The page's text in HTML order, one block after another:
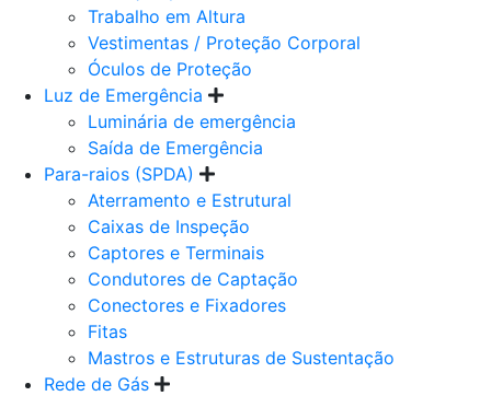
Trabalho em Altura
Vestimentas / Proteção Corporal
Óculos de Proteção
Luz de Emergência
Luminária de emergência
Saída de Emergência
Para-raios (SPDA)
Aterramento e Estrutural
Caixas de Inspeção
Captores e Terminais
Condutores de Captação
Conectores e Fixadores
Fitas
Mastros e Estruturas de Sustentação
Rede de Gás